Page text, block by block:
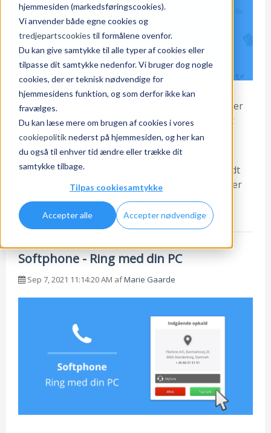
hjemmesiden (markedsføringscookies).
Vi anvender både egne cookies og
tredjepartscookies til formålene ovenfor.
Du kan give samtykke til alle typer af cookies eller
tilpasse dit samtykke nedenfor. Vi bruger dog nogle
cookies, der er teknisk nødvendige for
hjemmesidens funktion, og som derfor ikke kan
fravælges.
Du kan læse mere om brugen af cookies i vores
cookiepolitiknederst på hjemmesiden, og her kan
du også til enhver tid ændre eller trække dit
samtykke tilbage.
Tilpas cookiesamtykke
Accepter alle Accepter nødvendige
Er du også forvirret over de mange begreber, der
omhandler erhvervstelefoni? Her får du en kort
oversigt over de mest brugte begreber i
telebranchen og deres betydning.
Når du kender disse begreber, er du bedre klædt
på til at undersøge muligheder, telefoniløsninger
eller færdes i telebranchen.
Læs mere
Softphone - Ring med din PC
Sep 7, 2021 11:14:20 AM afMarie Gaarde